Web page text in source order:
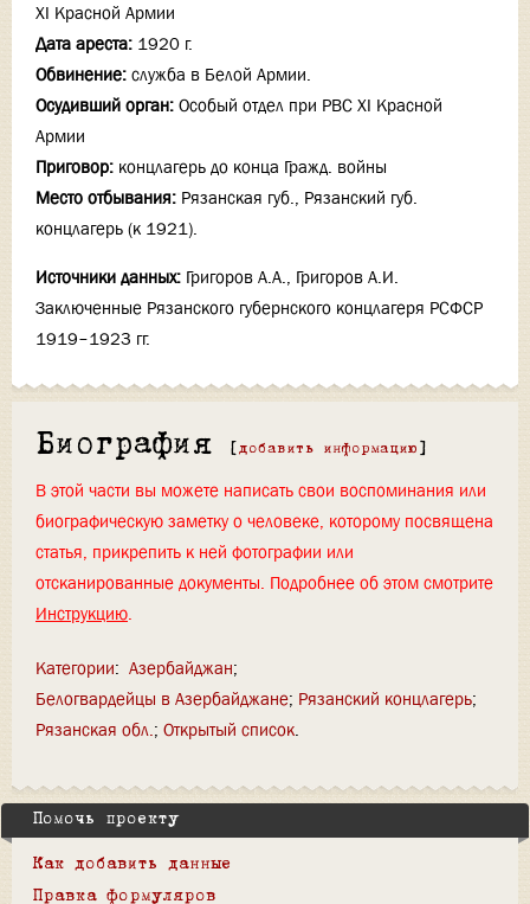
XI Красной Армии
Дата ареста: 1920 г.
Обвинение: служба в Белой Армии.
Осудивший орган: Особый отдел при РВС XI Красной
Армии
Приговор: концлагерь до конца Гражд. войны
Место отбывания: Рязанская губ., Рязанский губ.
концлагерь (к 1921).
Источники данных: Григоров А.А., Григоров А.И.
Заключенные Рязанского губернского концлагеря РСФСР
1919–1923 гг.
Биография [ добавить информацию ]
В этой части вы можете написать свои воспоминания или
биографическую заметку о человеке, которому посвящена
статья, прикрепить к ней фотографии или
отсканированные документы. Подробнее об этом смотрите
Инструкцию.
Категории: Азербайджан
Белогвардейцы в Азербайджане Рязанский концлагерь
Рязанская обл. Открытый список
Помочь проекту
Как добавить данные
Правка формуляров